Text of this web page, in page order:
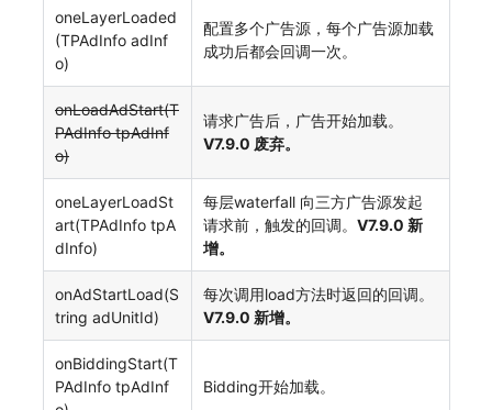
oneLayerLoaded
(TPAdInfo adInf
o)
配置多个广告源，每个广告源加载
成功后都会回调一次。
onLoadAdStart(T
PAdInfo tpAdInf
o)
请求广告后，广告开始加载。
V7.9.0 废弃。
oneLayerLoadSt
art(TPAdInfo tpA
dInfo)
每层waterfall 向三方广告源发起
请求前，触发的回调。 V7.9.0 新
增。
onAdStartLoad(S
tring adUnitId)
每次调用load方法时返回的回调。
V7.9.0 新增。
onBiddingStart(T
PAdInfo tpAdInf
Bidding开始加载。